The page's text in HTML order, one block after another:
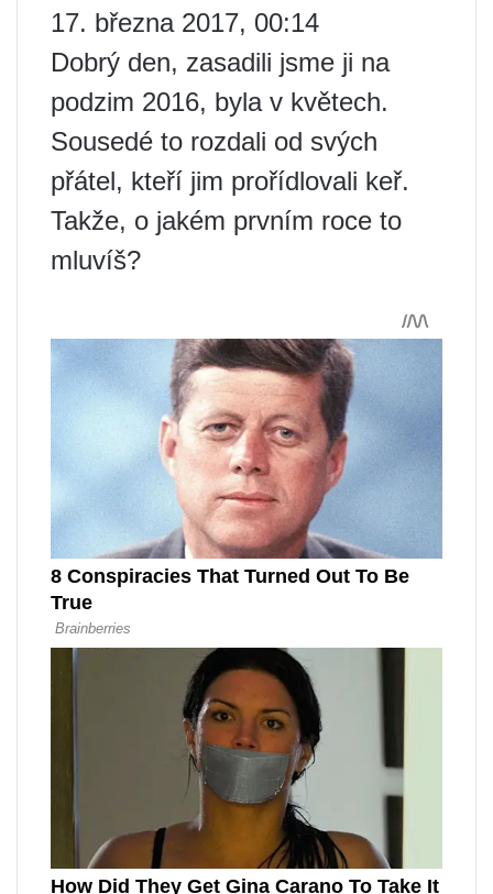
17. března 2017, 00:14
Dobrý den, zasadili jsme ji na
podzim 2016, byla v květech.
Sousedé to rozdali od svých
přátel, kteří jim prořídlovali keř.
Takže, o jakém prvním roce to
mluvíš?